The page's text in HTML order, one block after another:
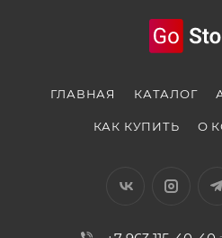
ГЛАВНАЯ КАТАЛОГ
КАК КУПИТЬ О